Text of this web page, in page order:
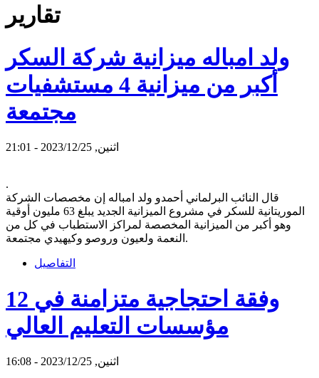
تقارير
ولد امباله ميزانية شركة السكر
أكبر من ميزانية 4 مستشفيات
مجتمعة
اثنين, 2023/12/25 - 21:01
.
قال النائب البرلماني أحمدو ولد امباله إن مخصصات الشركة
الموريتانية للسكر في مشروع الميزانية الجديد يبلغ 63 مليون أوقية
وهو أكبر من الميزانية المخصصة لمراكز الاستطباب في كل من
النعمة ولعيون وروصو وكيهيدي مجتمعة.
التفاصيل
12 وفقة احتجاجية متزامنة في
مؤسسات التعليم العالي
اثنين, 2023/12/25 - 16:08